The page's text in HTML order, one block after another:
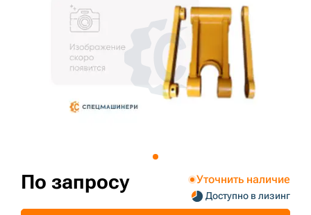
По запросу Уточнить наличие
Доступно в лизинг
3D тур по производству
3D тур по складам
sksale@skdst.ru